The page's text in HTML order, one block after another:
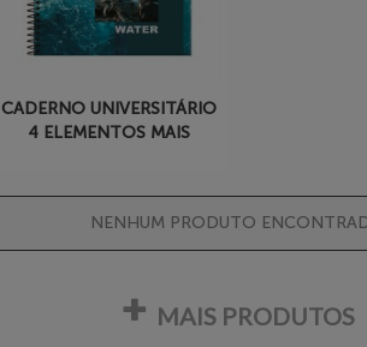
CADERNO UNIVERSITÁRIO
4 ELEMENTOS MAIS
NENHUM PRODUTO
MAIS PRODUTOS